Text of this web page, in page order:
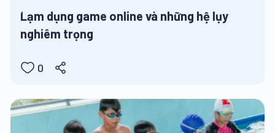
Lạm dụng game online và những hệ lụy
nghiêm trọng
0